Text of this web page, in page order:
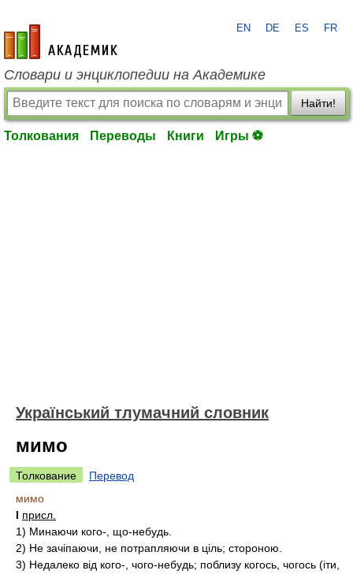
academic.ru
EN DE ES FR
Словари и энциклопедии на Академике
Найти!
Толкования Переводы Книги Игры ⚽
Український тлумачний словник
мимо
Толкование
Перевод
мимо
I присл.
1) Минаючи кого-, що-небудь.
2) Не зачіпаючи, не потрапляючи в ціль; стороною.
3) Недалеко від кого-, чого-небудь; поблизу когось, чогось (іти,